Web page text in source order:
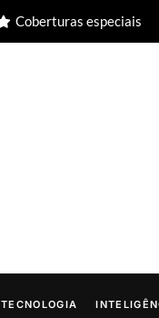
Coberturas especiais
TECNOLOGIA